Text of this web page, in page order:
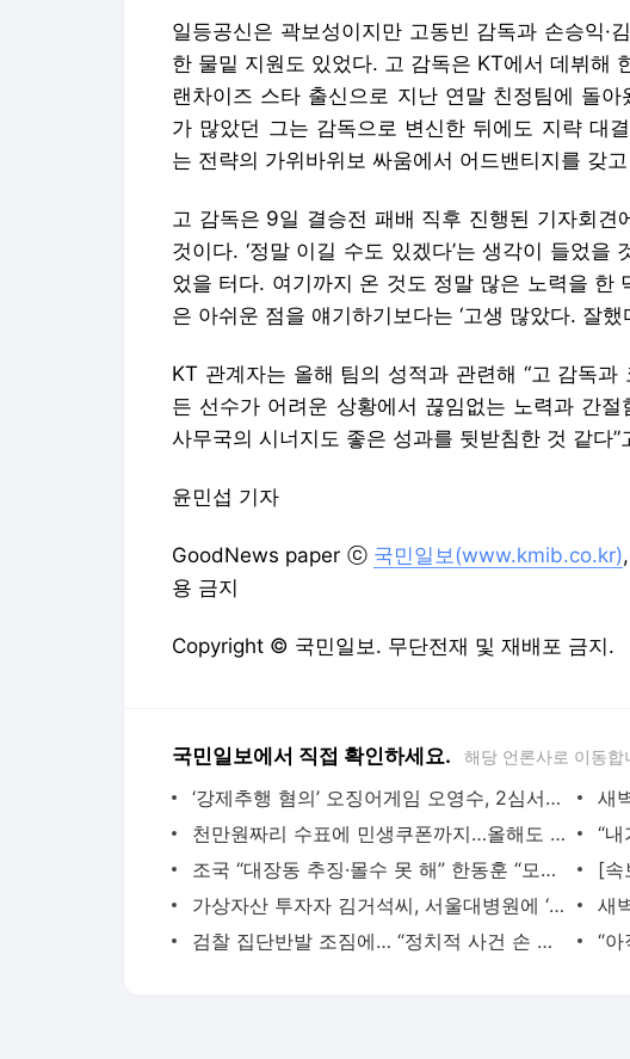
일등공신은 곽보성이지만 고동빈 감독과 손승익·
한 물밑 지원도 있었다. 고 감독은 KT에서 데뷔해
랜차이즈 스타 출신으로 지난 연말 친정팀에 돌아
가 많았던 그는 감독으로 변신한 뒤에도 지략 대
는 전략의 가위바위보 싸움에서 어드밴티지를 갖
고 감독은 9일 결승전 패배 직후 진행된 기자회견
것이다. ‘정말 이길 수도 있겠다’는 생각이 들었을
었을 터다. 여기까지 온 것도 정말 많은 노력을 한
은 아쉬운 점을 얘기하기보다는 ‘고생 많았다. 잘했
KT 관계자는 올해 팀의 성적과 관련해 “고 감독
든 선수가 어려운 상황에서 끊임없는 노력과 간절
사무국의 시너지도 좋은 성과를 뒷받침한 것 같다”
윤민섭 기자
GoodNews paper ⓒ 국민일보(www.kmib.co.kr)
용 금지
Copyright © 국민일보. 무단전재 및 재배포 금지.
국민일보에서 직접 확인하세요. 해당 언론사로 이동합
‘강제추행 혐의’ 오징어게임 오영수, 2심서 무죄
천만원짜리 수표에 민생쿠폰까지…올해도 찾은 ‘기부천사’ [아살세]
조국 “대장동 추징·몰수 못 해” 한동훈 “모르면서 우겨”
가상자산 투자자 김거석씨, 서울대병원에 ‘1비트’ 기부
검찰 집단반발 조짐에… “정치적 사건 손 떼라” 진압 나선 정성호